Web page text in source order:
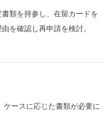
書類を持参し、在留カードを
を確認し再申請を検討。
ースに応じた書類が必要に